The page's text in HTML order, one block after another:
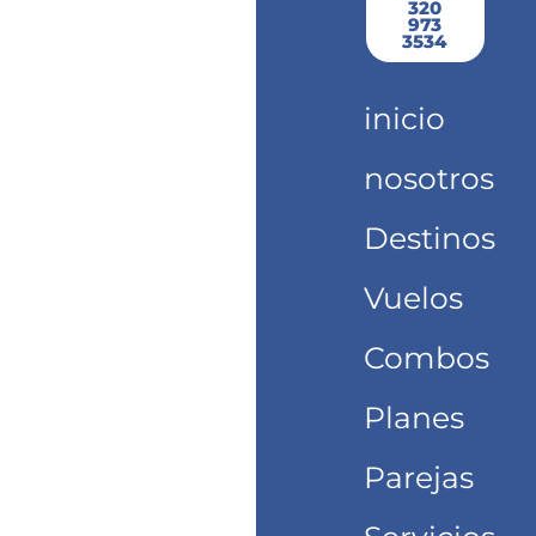
320
973
3534
inicio
nosotros
Destinos
Vuelos
Combos
Planes
Parejas